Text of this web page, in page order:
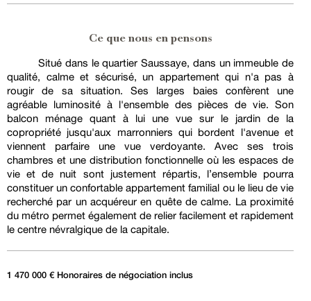
Ce que nous en pensons
Situé dans le quartier Saussaye, dans un immeuble de
qualité, calme et sécurisé, un appartement qui n'a pas à
rougir de sa situation. Ses larges baies confèrent une
agréable luminosité à l'ensemble des pièces de vie. Son
balcon ménage quant à lui une vue sur le jardin de la
copropriété jusqu'aux marronniers qui bordent l'avenue et
viennent parfaire une vue verdoyante. Avec ses trois
chambres et une distribution fonctionnelle où les espaces de
vie et de nuit sont justement répartis, l’ensemble pourra
constituer un confortable appartement familial ou le lieu de vie
recherché par un acquéreur en quête de calme. La proximité
du métro permet également de relier facilement et rapidement
le centre névralgique de la capitale.
1 470 000 € Honoraires de négociation inclus